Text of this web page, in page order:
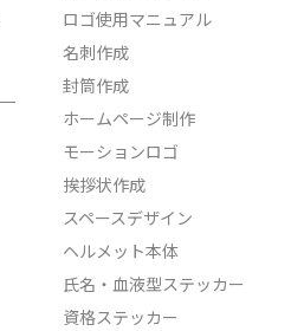
ロゴ使用マニュアル
名刺作成
封筒作成
ホームページ制作
モーションロゴ
挨拶状作成
スペースデザイン
ヘルメット本体
氏名・血液型ステッカー
資格ステッカー